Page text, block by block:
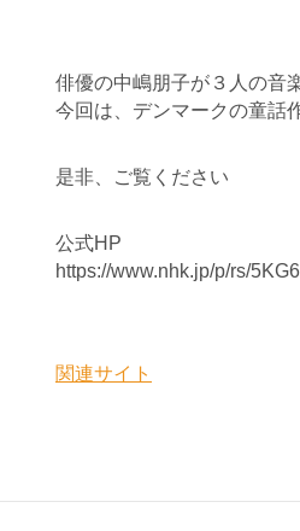
俳優の中嶋朋子が３人の音
今回は、デンマークの童話
是非、ご覧ください
公式HP
https://www.nhk.jp/p/rs/
関連サイト